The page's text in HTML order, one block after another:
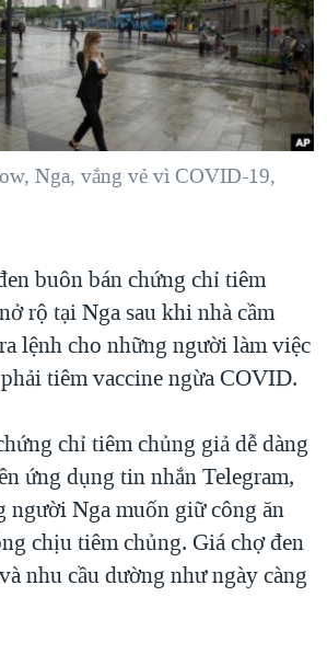
NGOẠI
CỬ 2024
TẠI DẢI GAZA
& CON ĐƯỜNG
- NGƯỜI HẠ 'BÊN THẮNG CUỘC'
AFGHANISTAN
HÒA Ở VIỆT NAM
KIM TẠI VIỆT NAM
LÀN SÓNG TRỘM HẢI SÂM
TIẾNG VỌNG TỪ NÔNG THÔN MỸ
Nga, vắng vẻ vì COVID-19,
buôn bán chứng chỉ tiêm
rộ tại Nga sau khi nhà cầm
lệnh cho những người làm việc
tiêm vaccine ngừa COVID.
chỉ tiêm chủng giả dễ dàng
ứng dụng tin nhắn Telegram,
người Nga muốn giữ công ăn
chịu tiêm chủng. Giá chợ đen
nhu cầu dường như ngày càng